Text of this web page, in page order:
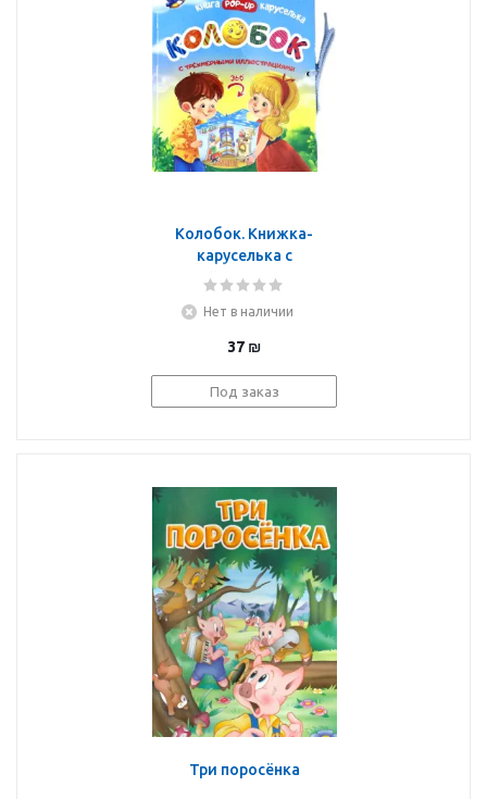
Колобок. Книжка-
каруселька с
трёхмерными
Нет в наличии
37 ₪
Под заказ
Три поросёнка